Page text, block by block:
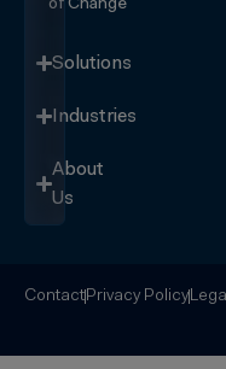
of Change
Solutions
Industries
About
Us
Contact Privacy Policy Legal